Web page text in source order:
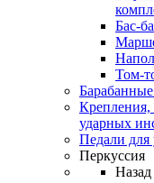
Бас-
Том-
ударных
Педали для
Перкуссия
Назад